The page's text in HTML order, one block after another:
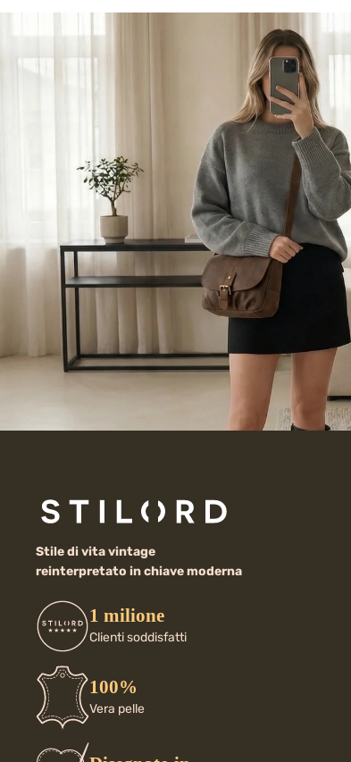
Stile di vita vintage
reinterpretato in chiave moderna
1 milione
Clienti soddisfatti
100%
Vera pelle